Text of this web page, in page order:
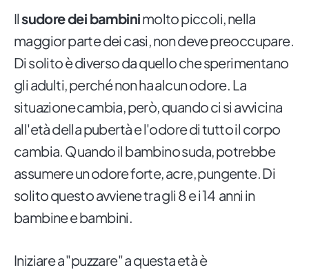
Ilsudore dei bambinimolto piccoli, nella
maggior parte dei casi, non deve preoccupare.
Di solito è diverso da quello che sperimentano
gli adulti, perché non ha alcun odore. La
situazione cambia, però, quando ci si avvicina
all'età della pubertà e l'odore di tutto il corpo
cambia. Quando il bambino suda, potrebbe
assumere un odore forte, acre, pungente. Di
solito questo avviene tra gli 8 e i 14 anni in
bambine e bambini.
Iniziare a "puzzare" a questa età è